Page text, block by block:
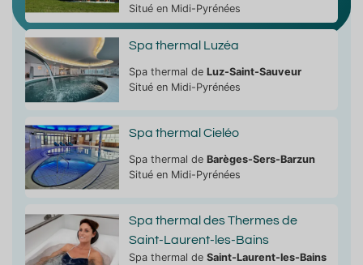
Situé en Midi-Pyrénées
Spa thermal Luzéa
Spa thermal de Luz-Saint-Sauveur
Situé en Midi-Pyrénées
Spa thermal Cieléo
Spa thermal de Barèges-Sers-Barzun
Situé en Midi-Pyrénées
Spa thermal des Thermes de
Saint-Laurent-les-Bains
Spa thermal de Saint-Laurent-les-Bains